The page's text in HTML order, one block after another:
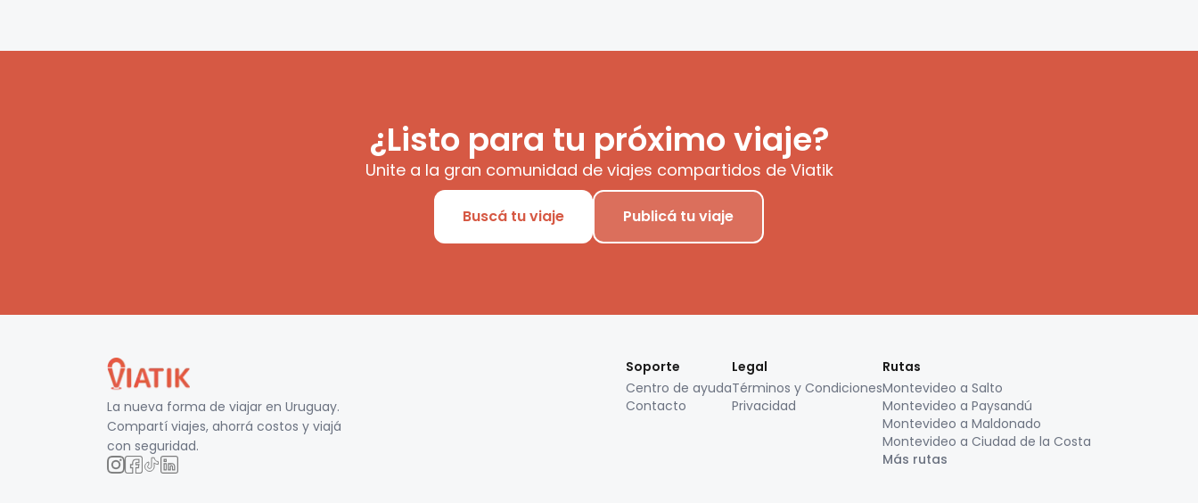
¿Listo para tu próximo viaje?
Unite a la gran comunidad de viajes compartidos de Viatik
Buscá tu viaje Publicá tu viaje
La nueva forma de viajar en Uruguay.
Compartí viajes, ahorrá costos y viajá
con seguridad.
Soporte
Centro de ayuda
Contacto
Legal
Términos y Condiciones
Privacidad
Rutas
Montevideo a Salto
Montevideo a Paysandú
Montevideo a Maldonado
Montevideo a Ciudad de la Costa
Más rutas